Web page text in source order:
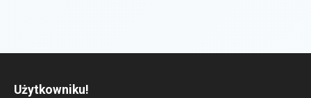
Użytkowniku!